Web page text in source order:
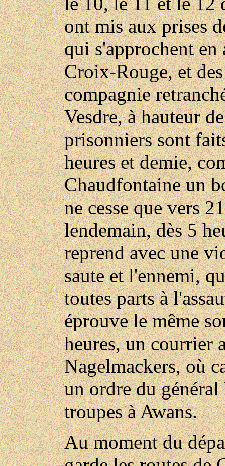
ont mis aux prises
qui s'approchent en
Croix-Rouge, et
compagnie
Vesdre, à hauteur
prisonniers sont
heures et demie,
Chaudfontaine un
ne cesse que vers
lendemain, dès 5
reprend avec une
saute et l'ennemi,
toutes parts à
éprouve le même
heures, un courrier
Nagelmackers, où
un ordre du
troupes à Awans.
Au moment du